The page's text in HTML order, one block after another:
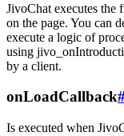
JivoChat executes the
on the page. You can
execute a logic of
using
by a client.
onLoadCallback
Is executed when